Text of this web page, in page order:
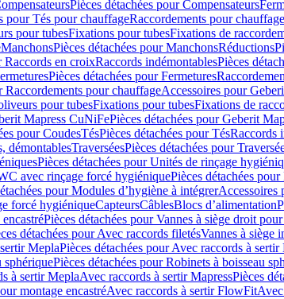
Pièces détachées pour Compensateurs
pour Tés pour chauffageRaccordements pour chauffage
pour tubesFixations pour tubesFixations de
ManchonsPièces détachées pour ManchonsRéductions
Raccords en croixRaccords indémontablesPièces
Pièces détachées pour Fermetures
Raccordements pour chauffageAccessoires pour
pour tubesFixations pour tubesFixations de
Mapress CuNiFePièces détachées pour Geberit
pour CoudesTésPièces détachées pour TésRaccords
démontablesTraverséesPièces détachées pour
Pièces détachées pour Unités de rinçage
avec rinçage forcé hygiéniquePièces détachées
pour Modules d’hygiène à intégrerAccessoires
forcé hygiéniqueCapteursCâblesBlocs d’alimentation
Pièces détachées pour Vannes à siège droit
détachées pour Avec raccords filetésVannes à siège
MeplaPièces détachées pour Avec raccords à sertir
sphériquePièces détachées pour Robinets à boisseau
à sertir MeplaAvec raccords à sertir MapressPièces
montage encastréAvec raccords à sertir FlowFit